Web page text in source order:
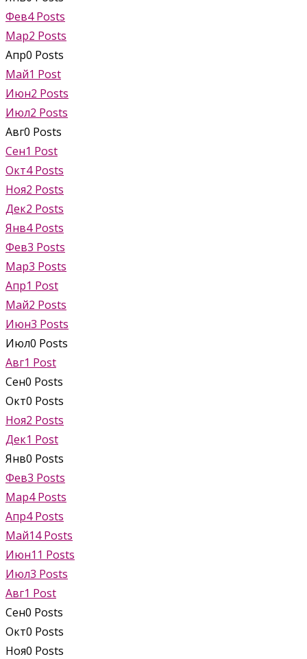
Фев4 Posts
Мар2 Posts
Апр0 Posts
Май1 Post
Июн2 Posts
Июл2 Posts
Авг0 Posts
Сен1 Post
Окт4 Posts
Ноя2 Posts
Дек2 Posts
Янв4 Posts
Фев3 Posts
Мар3 Posts
Апр1 Post
Май2 Posts
Июн3 Posts
Июл0 Posts
Авг1 Post
Сен0 Posts
Окт0 Posts
Ноя2 Posts
Дек1 Post
Янв0 Posts
Фев3 Posts
Мар4 Posts
Апр4 Posts
Май14 Posts
Июн11 Posts
Июл3 Posts
Авг1 Post
Сен0 Posts
Окт0 Posts
Ноя0 Posts